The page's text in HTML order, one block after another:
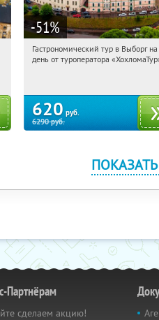
-51%
19:27:05
Купи
Гастрономический тур в Выборг
день от туроператора
620 руб.
6290руб.
Партнёрам
сделаем акцию!